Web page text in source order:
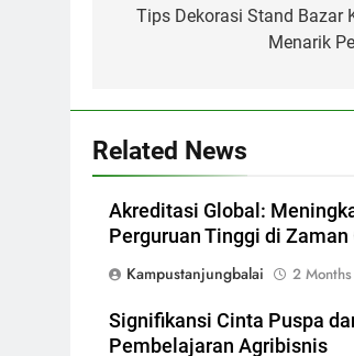
navigation
Tips Dekorasi Stand Bazar
Menarik
Related News
Akreditasi Global:
Perguruan Tinggi di Zaman
Kampustanjungbalai
2
Signifikansi Cinta Puspa
Pembelajaran Agribisnis